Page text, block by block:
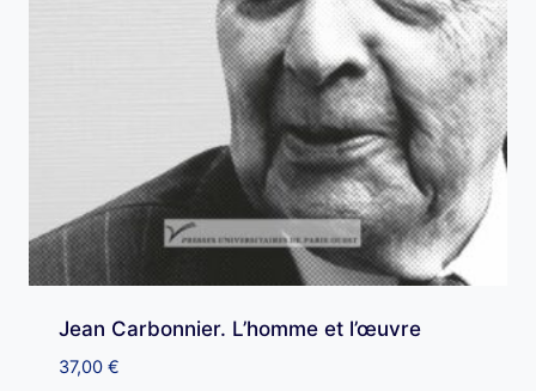
Jean Carbonnier. L’homme et l’œuvre
37,00 €